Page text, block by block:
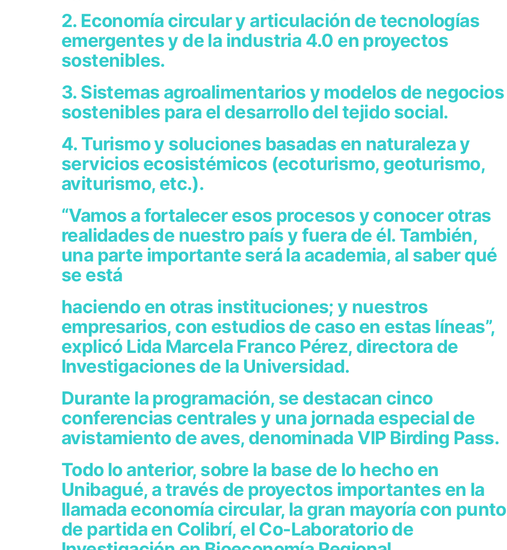
2. Economía circular y articulación de tecnologías
emergentes y de la industria 4.0 en proyectos
sostenibles.
3. Sistemas agroalimentarios y modelos de negocios
sostenibles para el desarrollo del tejido social.
4. Turismo y soluciones basadas en naturaleza y
servicios ecosistémicos (ecoturismo, geoturismo,
aviturismo, etc.).
“Vamos a fortalecer esos procesos y conocer otras
realidades de nuestro país y fuera de él. También,
una parte importante será la academia, al saber qué
se está
haciendo en otras instituciones; y nuestros
empresarios, con estudios de caso en estas líneas”,
explicó Lida Marcela Franco Pérez, directora de
Investigaciones de la Universidad.
Durante la programación, se destacan cinco
conferencias centrales y una jornada especial de
avistamiento de aves, denominada VIP Birding Pass.
Todo lo anterior, sobre la base de lo hecho en
Unibagué, a través de proyectos importantes en la
llamada economía circular, la gran mayoría con punto
de partida en Colibrí, el Co-Laboratorio de